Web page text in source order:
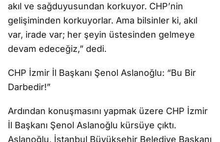
akıl ve sağduyusundan korkuyor. CHP’nin
gelişiminden korkuyorlar. Ama bilsinler ki, akıl
var, irade var; her şeyin üstesinden gelmeye
devam edeceğiz,” dedi.
CHP İzmir İl Başkanı Şenol Aslanoğlu: “Bu Bir
Darbedir!”
Ardından konuşmasını yapmak üzere CHP İzmir
İl Başkanı Şenol Aslanoğlu kürsüye çıktı.
Aslanoğlu, İstanbul Büyükşehir Belediye Başkanı